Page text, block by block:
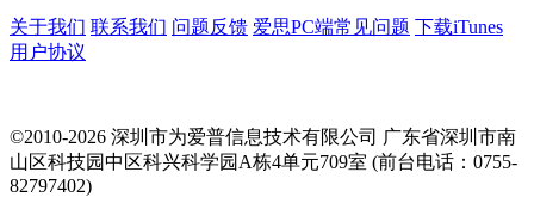
关于我们 联系我们 问题反馈 爱思PC端常见问题 下载iTunes
用户协议
©2010-2026 深圳市为爱普信息技术有限公司 广东省深圳市南
山区科技园中区科兴科学园A栋4单元709室 (前台电话：0755-
82797402)